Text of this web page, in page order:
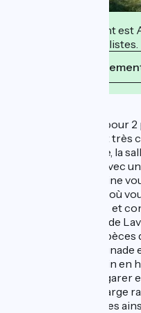
Cet établissement est
accueillir des cyclistes.
Voir ses
L'Indus est un gîte pour
PMR. Appartement très
décoration soignée, la
donne sur le parc avec
séjour ou de la cuisine
qui vous est dédiée où
les chaises longues et
Proche des marais de
de nombreuses
randonnées et baignade
raquettes et ski alpin en
Vous pouvez vous
une borne de recharge
véhicules électriques